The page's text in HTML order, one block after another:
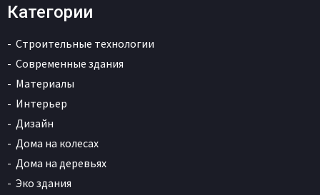
Категории
Строительные технологии
Современные здания
Материалы
Интерьер
Дизайн
Дома на колесах
Дома на деревьях
Эко здания